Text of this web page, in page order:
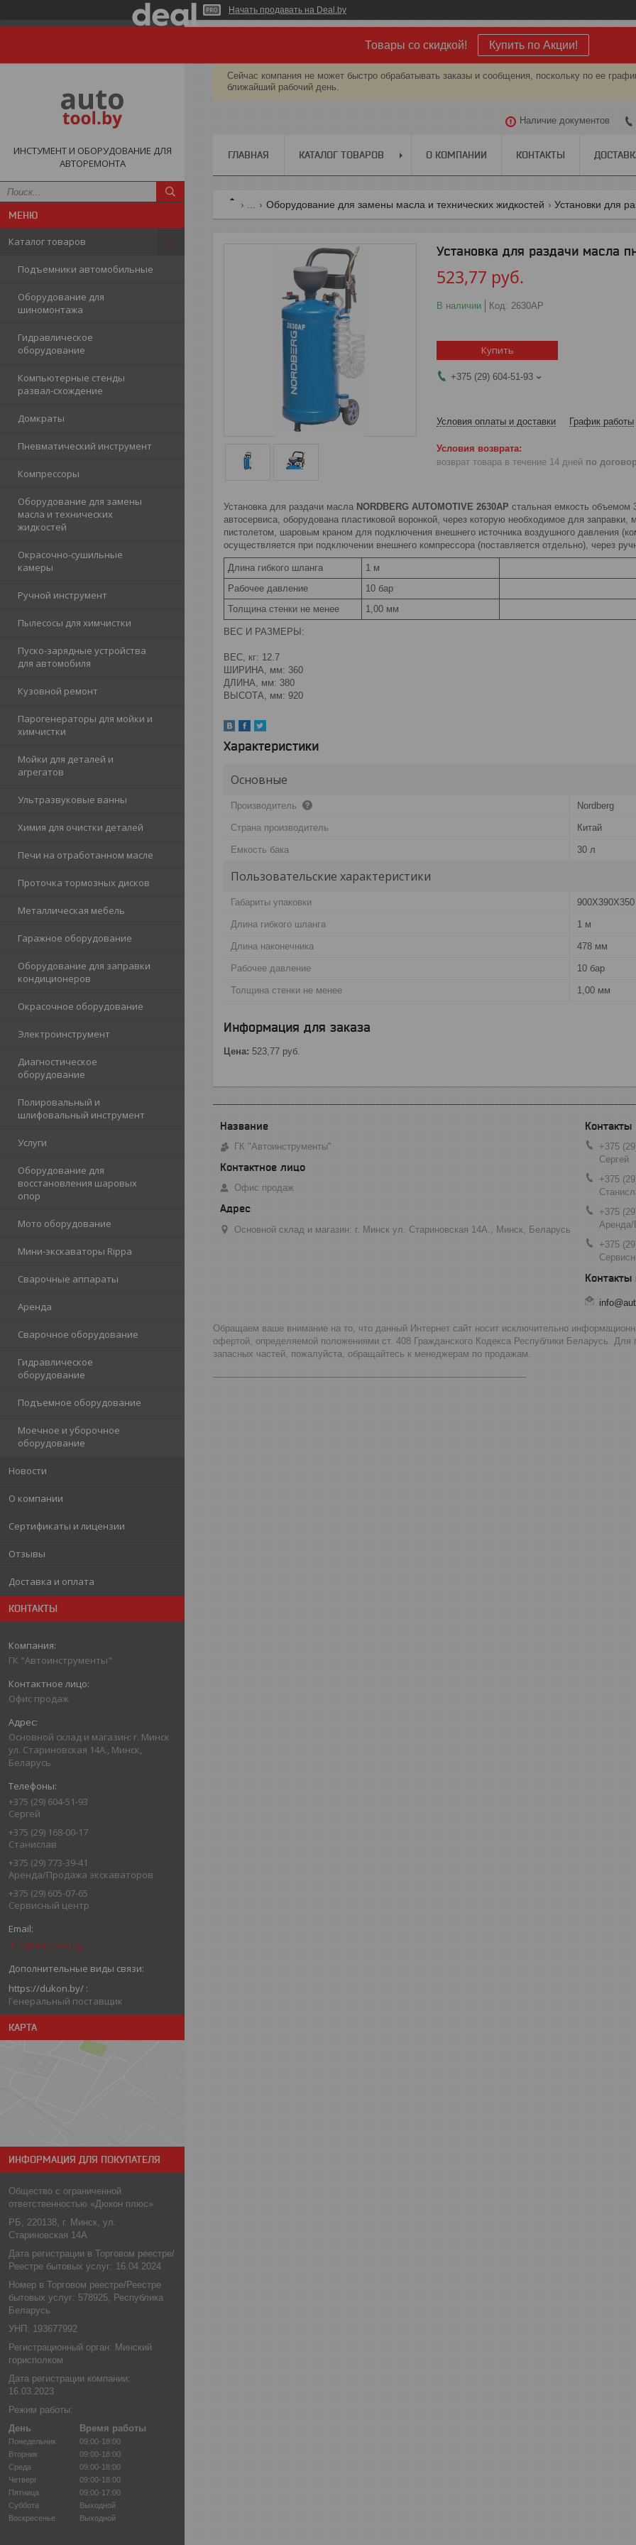
Начать продавать на Deal.by
Товары со скидкой! Купить по Акции!
ИНСТУМЕНТ И ОБОРУДОВАНИЕ ДЛЯ
АВТОРЕМОНТА
Каталог товаров
Подъемники автомобильные
Оборудование для
шиномонтажа
Гидравлическое
оборудование
Компьютерные стенды
развал-схождение
Домкраты
Пневматический инструмент
Компрессоры
Оборудование для замены
масла и технических
жидкостей
Окрасочно-сушильные
камеры
Ручной инструмент
Пылесосы для химчистки
Пуско-зарядные устройства
для автомобиля
Кузовной ремонт
Парогенераторы для мойки и
химчистки
Мойки для деталей и
агрегатов
Ультразвуковые ванны
Химия для очистки деталей
Печи на отработанном масле
Проточка тормозных дисков
Металлическая мебель
Гаражное оборудование
Оборудование для заправки
кондиционеров
Окрасочное оборудование
Электроинструмент
Диагностическое
оборудование
Полировальный и
шлифовальный инструмент
Услуги
Оборудование для
восстановления шаровых
опор
Мото оборудование
Мини-экскаваторы Rippa
Сварочные аппараты
Аренда
Сварочное оборудование
Гидравлическое
оборудование
Подъемное оборудование
Моечное и уборочное
оборудование
Новости
О компании
Сертификаты и лицензии
Отзывы
Доставка и оплата
КОНТАКТЫ
ГК "Автоинструменты"
Офис продаж
Основной склад и магазин: г. Минск
ул. Стариновская 14А., Минск,
Беларусь
+375 (29) 604-51-93
Сергей
+375 (29) 168-00-17
Станислав
+375 (29) 773-39-41
Аренда/Продажа экскаваторов
+375 (29) 605-07-65
Сервисный центр
info@autotool.by
https://dukon.by/
Генеральный поставщик
КАРТА
ИНФОРМАЦИЯ ДЛЯ ПОКУПАТЕЛЯ
Общество с ограниченной
ответственностью «Дюкон плюс»
РБ, 220138, г. Минск, ул.
Стариновская 14А
Дата регистрации в Торговом реестре/
Реестре бытовых услуг: 16.04.2024
Номер в Торговом реестре/Реестре
бытовых услуг: 578925, Республика
Беларусь
УНП: 193677992
Регистрационный орган: Минский
горисполком
Дата регистрации компании:
16.03.2023
Режим работы:
День
Время работы
Понедельник
09:00-18:00
Вторник
09:00-18:00
Среда
09:00-18:00
Четверг
09:00-18:00
Пятница
09:00-17:00
Суббота
Выходной
Воскресенье
Выходной
Сейчас компания не может быстро обрабатывать заказы и сообщения, поскольку по ее
ближайший рабочий день.
Наличие документов
ГЛАВНАЯ КАТАЛОГ ТОВАРОВ О КОМПАНИИ КОНТАКТЫ
Оборудование для замены масла и технических жидкостей Установки для
Установка для раздачи масла
523,77 руб.
В наличии Код: 2630AP
Купить
+375 (29) 604-51-93
Условия оплаты и доставки График работы
возврат товара в течение 14 дней по
Установка для раздачи масла NORDBERG AUTOMOTIVE 2630AP стальная емкость
автосервиса, оборудована пластиковой воронкой, через которую необходимое для
пистолетом, шаровым краном для подключения внешнего источника воздушного давления
осуществляется при подключении внешнего компрессора (поставляется отдельно), через
Длина гибкого шланга
1 м
Рабочее давление
10 бар
Толщина стенки не менее
1,00 мм
ВЕС И РАЗМЕРЫ:
ВЕС, кг: 12.7
ШИРИНА, мм: 360
ДЛИНА, мм: 380
ВЫСОТА, мм: 920
Характеристики
Основные
Производитель Nordberg
Страна производитель Китай
Емкость бака 30 л
Пользовательские характеристики
Габариты упаковки
Длина гибкого шланга 1 м
Длина наконечника 478 мм
Рабочее давление 10 бар
Толщина стенки не менее 1,00 мм
Информация для заказа
Цена: 523,77 руб.
ГК "Автоинструменты"
Офис продаж
Основной склад и магазин: г. Минск ул. Стариновская 14А., Минск, Беларусь
+375
Сергей
+375
+375
Аренда/
+375
Обращаем ваше внимание на то, что данный Интернет сайт носит исключительно
офертой, определяемой положениями ст. 408 Гражданского Кодекса Республики Беларусь.
запасных частей, пожалуйста, обращайтесь к менеджерам по продажам.